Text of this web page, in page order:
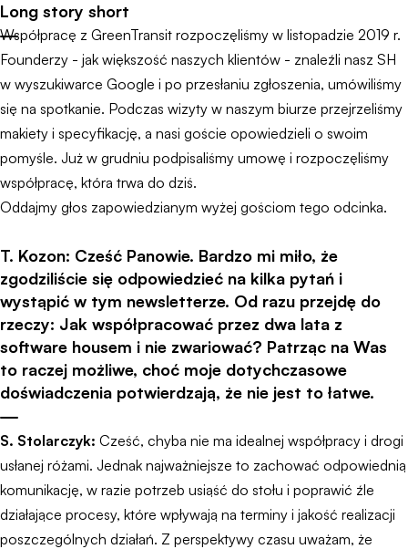
Long story short
Współpracę z GreenTransit rozpoczęliśmy w listopadzie 2019 r.
Founderzy - jak większość naszych klientów - znaleźli nasz SH
w wyszukiwarce Google i po przesłaniu zgłoszenia, umówiliśmy
się na spotkanie. Podczas wizyty w naszym biurze przejrzeliśmy
makiety i specyfikację, a nasi goście opowiedzieli o swoim
pomyśle. Już w grudniu podpisaliśmy umowę i rozpoczęliśmy
współpracę, która trwa do dziś.
Oddajmy głos zapowiedzianym wyżej gościom tego odcinka.
T. Kozon: Cześć Panowie. Bardzo mi miło, że
zgodziliście się odpowiedzieć na kilka pytań i
wystąpić w tym newsletterze. Od razu przejdę do
rzeczy: Jak współpracować przez dwa lata z
software housem i nie zwariować? Patrząc na Was
to raczej możliwe, choć moje dotychczasowe
doświadczenia potwierdzają, że nie jest to łatwe.
S. Stolarczyk: Cześć, chyba nie ma idealnej współpracy i drogi
usłanej różami. Jednak najważniejsze to zachować odpowiednią
komunikację, w razie potrzeb usiąść do stołu i poprawić źle
działające procesy, które wpływają na terminy i jakość realizacji
poszczególnych działań. Z perspektywy czasu uważam, że